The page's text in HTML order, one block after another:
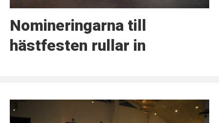
Nomineringarna till
hästfesten rullar in